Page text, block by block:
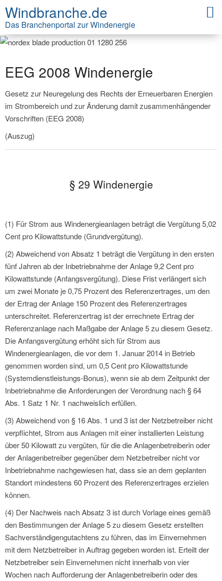
Windbranche.de
Das Branchenportal zur Windenergie
EEG 2008 Windenergie
Gesetz zur Neuregelung des Rechts der Erneuerbaren Energien
im Strombereich und zur Änderung damit zusammenhängender
Vorschriften (EEG 2008)
(Auszug)
§ 29 Windenergie
(1) Für Strom aus Windenergieanlagen beträgt die Vergütung 5,02
Cent pro Kilowattstunde (Grundvergütung).
(2) Abweichend von Absatz 1 beträgt die Vergütung in den ersten
fünf Jahren ab der Inbetriebnahme der Anlage 9,2 Cent pro
Kilowattstunde (Anfangsvergütung). Diese Frist verlängert sich
um zwei Monate je 0,75 Prozent des Referenzertrages, um den
der Ertrag der Anlage 150 Prozent des Referenzertrages
unterschreitet. Referenzertrag ist der errechnete Ertrag der
Referenzanlage nach Maßgabe der Anlage 5 zu diesem Gesetz.
Die Anfangsvergütung erhöht sich für Strom aus
Windenergieanlagen, die vor dem 1. Januar 2014 in Betrieb
genommen worden sind, um 0,5 Cent pro Kilowattstunde
(Systemdienstleistungs-Bonus), wenn sie ab dem Zeitpunkt der
Inbetriebnahme die Anforderungen der Verordnung nach § 64
Abs. 1 Satz 1 Nr. 1 nachweislich erfüllen.
(3) Abweichend von § 16 Abs. 1 und 3 ist der Netzbetreiber nicht
verpflichtet, Strom aus Anlagen mit einer installierten Leistung
über 50 Kilowatt zu vergüten, für die die Anlagenbetreiberin oder
der Anlagenbetreiber gegenüber dem Netzbetreiber nicht vor
Inbetriebnahme nachgewiesen hat, dass sie an dem geplanten
Standort mindestens 60 Prozent des Referenzertrages erzielen
können.
(4) Der Nachweis nach Absatz 3 ist durch Vorlage eines gemäß
den Bestimmungen der Anlage 5 zu diesem Gesetz erstellten
Sachverständigengutachtens zu führen, das im Einvernehmen
mit dem Netzbetreiber in Auftrag gegeben worden ist. Erteilt der
Netzbetreiber sein Einvernehmen nicht innerhalb von vier
Wochen nach Aufforderung der Anlagenbetreiberin oder des